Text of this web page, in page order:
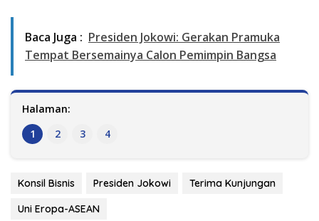
Baca Juga : Presiden Jokowi: Gerakan Pramuka
Tempat Bersemainya Calon Pemimpin Bangsa
Halaman:
1
2 3 4
Konsil Bisnis Presiden Jokowi
Terima Kunjungan
Uni Eropa-ASEAN